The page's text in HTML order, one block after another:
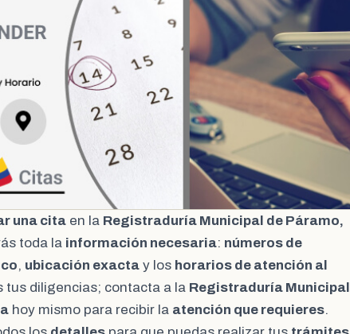
una cita en la Registraduría Municipal de Páramo,
toda la información necesaria: números de
, ubicación exacta y los horarios de atención al
tus diligencias; contacta a la Registraduría Municipal
hoy mismo para recibir la atención que requieres.